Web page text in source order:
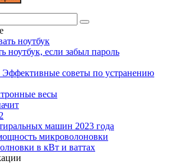
ноутбук, если забыл пароль
Эффективные советы по устранению
машин 2023 года
в кВт и ваттах